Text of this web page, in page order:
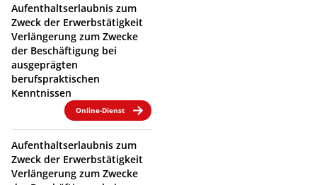
Aufenthaltserlaubnis zum
Zweck der Erwerbstätigkeit
Verlängerung zum Zwecke
der Beschäftigung bei
ausgeprägten
berufspraktischen
Kenntnissen
Online-Dienst
Aufenthaltserlaubnis zum
Zweck der Erwerbstätigkeit
Verlängerung zum Zwecke